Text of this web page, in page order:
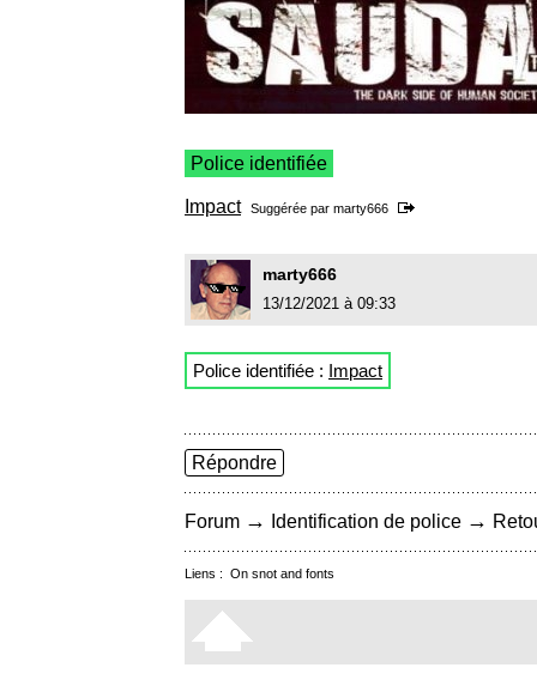
Police identifiée
Impact Suggérée par marty666
marty666
13/12/2021 à 09:33
Police identifiée : Impact
Répondre
Forum → Identification de police →
Liens : On snot and fonts